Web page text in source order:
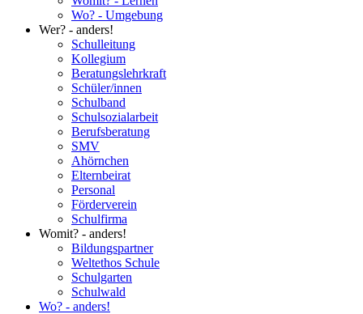
Wo? - Umgebung
Wer? - anders!
Schulleitung
Kollegium
Beratungslehrkraft
Schüler/innen
Schulband
Schulsozialarbeit
Berufsberatung
SMV
Ahörnchen
Elternbeirat
Personal
Förderverein
Schulfirma
Womit? - anders!
Bildungspartner
Weltethos Schule
Schulgarten
Schulwald
Wo? - anders!